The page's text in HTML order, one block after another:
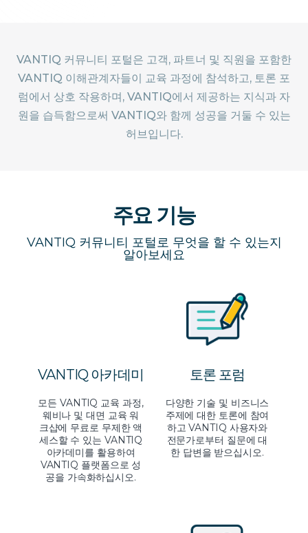
VANTIQ 커뮤니티 포털은 고객, 파트너 및 직원을 포함한
VANTIQ 이해관계자들이 교육 과정에 참석하고, 토론 포
럼에서 상호 작용하며, VANTIQ에서 제공하는 지식과 자
원을 습득함으로써 VANTIQ와 함께 성공을 거둘 수 있는
허브입니다.
주요 기능
VANTIQ 커뮤니티 포털로 무엇을 할 수 있는지
알아보세요
VANTIQ 아카데미
모든 VANTIQ 교육 과정,
웨비나 및 대면 교육 워
크샵에 무료로 무제한 액
세스할 수 있는 VANTIQ
아카데미를 활용하여
VANTIQ 플랫폼으로 성
공을 가속화하십시오.
토론 포럼
다양한 기술 및 비즈니스
주제에 대한 토론에 참여
하고 VANTIQ 사용자와
전문가로부터 질문에 대
한 답변을 받으십시오.